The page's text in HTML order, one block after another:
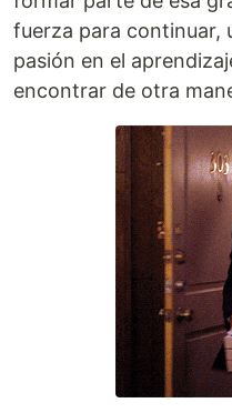
fuerza para continuar,
pasión en el
encontrar de otra